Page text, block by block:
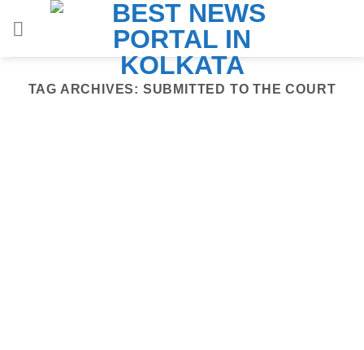
TAG ARCHIVES: SUBMITTED TO THE COURT